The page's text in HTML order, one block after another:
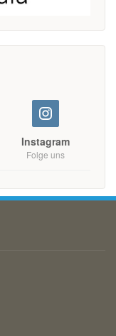
Instagram
Folge uns